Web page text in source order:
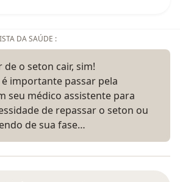
DA SAÚDE :
o seton cair, sim!
importante passar pela
seu médico assistente para
de repassar o seton ou
de sua fase…